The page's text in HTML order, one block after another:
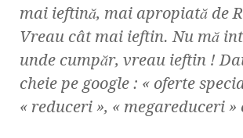
mai ieftină, mai apropiată de
Vreau cât mai ieftin. Nu mă
unde cumpăr, vreau ieftin !
cheie pe google : « oferte
« reduceri », « megareduceri »